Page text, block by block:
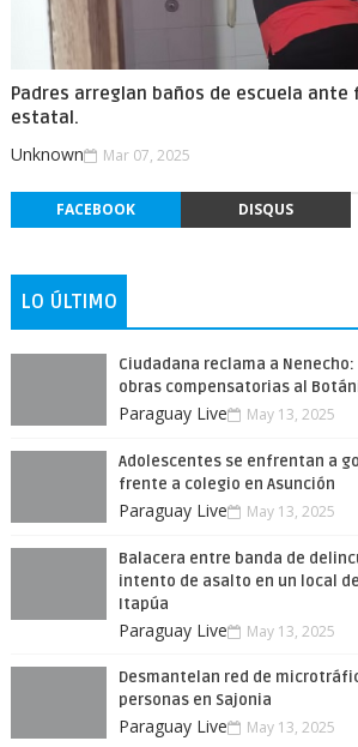
Padres arreglan baños de escuela
estatal.
Unknown Mar 07, 2025
FACEBOOK DISQUS
LO ÚLTIMO
Ciudadana reclama a
obras compensatorias al
Paraguay Live May 13, 2025
Adolescentes se enfrentan a
frente a colegio en Asunción
Paraguay Live May 13, 2025
Balacera entre banda de
intento de asalto en un local
Itapúa
Paraguay Live May 13, 2025
Desmantelan red de
personas en Sajonia
Paraguay Live May 13, 2025